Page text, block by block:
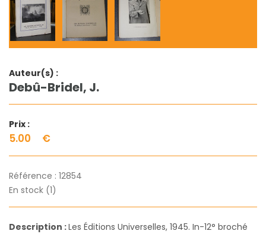
Auteur(s) :
Debû-Bridel, J.
Prix :
5.00 €
Référence : 12854
En stock (1)
Description :Les Éditions Universelles, 1945. In-12° broché